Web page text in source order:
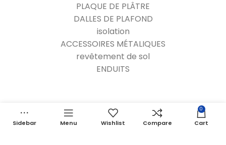
PLAQUE DE PLÂTRE
DALLES DE PLAFOND
isolation
ACCESSOIRES MÉTALIQUES
revêtement de sol
ENDUITS
Nos Marques
Sidebar Menu Wishlist Compare
0
Cart